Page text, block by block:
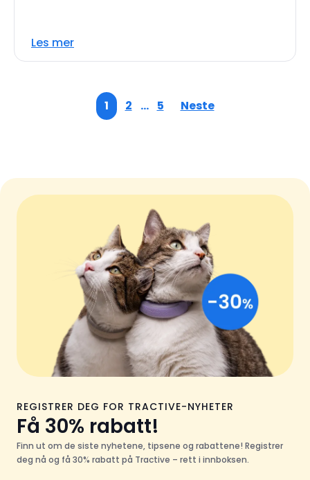
Les mer
1 2 … 5 Neste
REGISTRER DEG FOR TRACTIVE-NYHETER
Få 30% rabatt!
Finn ut om de siste nyhetene, tipsene og rabattene! Registrer
deg nå og få 30% rabatt på Tractive – rett i innboksen.